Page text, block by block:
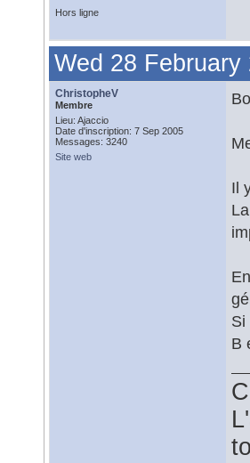
Hors ligne
Wed 28 February
ChristopheV
Membre
Lieu: Ajaccio
Date d'inscription: 7 Sep 2005
Messages: 3240
Site web
Il
Si
B